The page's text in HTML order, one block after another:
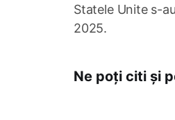
Statele Unite s-
2025.
Ne poți citi și